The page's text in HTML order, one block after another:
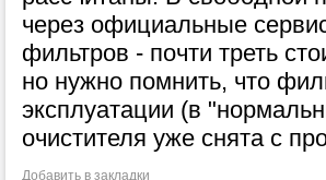
через официальные
фильтров - почти треть
но нужно помнить, что
эксплуатации (в
очистителя уже снята с
Добавить в закладки